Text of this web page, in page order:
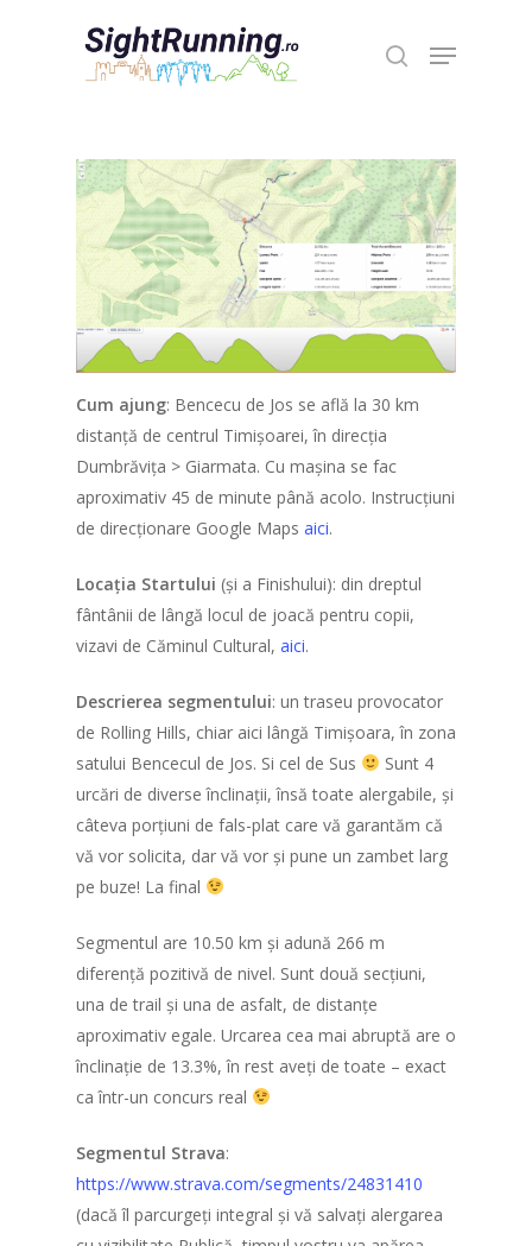
Cum ajung: Bencecu de Jos se află la 30 km
distanță de centrul Timișoarei, în direcția
Dumbrăvița > Giarmata. Cu mașina se fac
aproximativ 45 de minute până acolo. Instrucțiuni
de direcționare Google Maps aici.
Locația Startului (și a Finishului): din dreptul
fântânii de lângă locul de joacă pentru copii,
vizavi de Căminul Cultural, aici.
Descrierea segmentului: un traseu provocator
de Rolling Hills, chiar aici lângă Timișoara, în zona
satului Bencecul de Jos. Si cel de Sus
Sunt 4
urcări de diverse înclinații, însă toate alergabile, și
câteva porțiuni de fals-plat care vă garantăm că
vă vor solicita, dar vă vor și pune un zambet larg
pe buze! La final
Segmentul are 10.50 km și adună 266 m
diferență pozitivă de nivel. Sunt două secțiuni,
una de trail și una de asfalt, de distanțe
aproximativ egale. Urcarea cea mai abruptă are o
înclinație de 13.3%, în rest aveți de toate – exact
ca într-un concurs real
Segmentul Strava:
https://www.strava.com/segments/24831410
(dacă îl parcurgeți integral și vă salvați alergarea
În pregătire
Aleargă România!